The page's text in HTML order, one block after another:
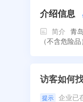
介绍信息
简介
青
（不含危险
访客如何
提示 企业已